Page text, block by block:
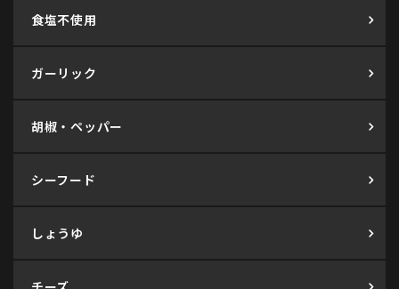
食塩不使用
ガーリック
胡椒・ペッパー
シーフード
しょうゆ